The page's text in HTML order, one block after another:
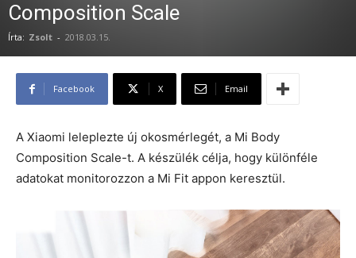
Composition Scale
Írta: Zsolt - 2018.03.15.
Facebook X Email
A Xiaomi leleplezte új okosmérlegét, a Mi Body
Composition Scale-t. A készülék célja, hogy különféle
adatokat monitorozzon a Mi Fit appon keresztül.